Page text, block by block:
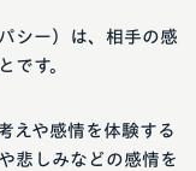
シー）は、相手の感
です。
えや感情を体験する
悲しみなどの感情を